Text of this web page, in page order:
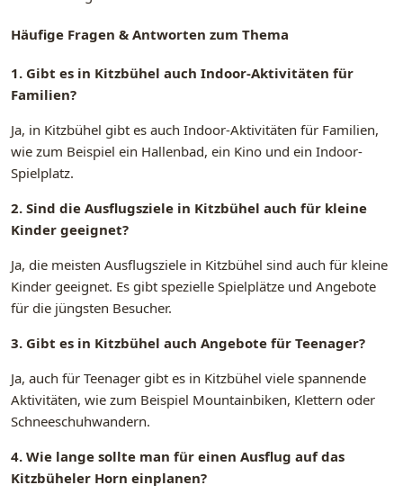
Häufige Fragen & Antworten zum Thema
1. Gibt es in Kitzbühel auch Indoor-Aktivitäten für
Familien?
Ja, in Kitzbühel gibt es auch Indoor-Aktivitäten für Familien,
wie zum Beispiel ein Hallenbad, ein Kino und ein Indoor-
Spielplatz.
2. Sind die Ausflugsziele in Kitzbühel auch für kleine
Kinder geeignet?
Ja, die meisten Ausflugsziele in Kitzbühel sind auch für kleine
Kinder geeignet. Es gibt spezielle Spielplätze und Angebote
für die jüngsten Besucher.
3. Gibt es in Kitzbühel auch Angebote für Teenager?
Ja, auch für Teenager gibt es in Kitzbühel viele spannende
Aktivitäten, wie zum Beispiel Mountainbiken, Klettern oder
Schneeschuhwandern.
4. Wie lange sollte man für einen Ausflug auf das
Kitzbüheler Horn einplanen?